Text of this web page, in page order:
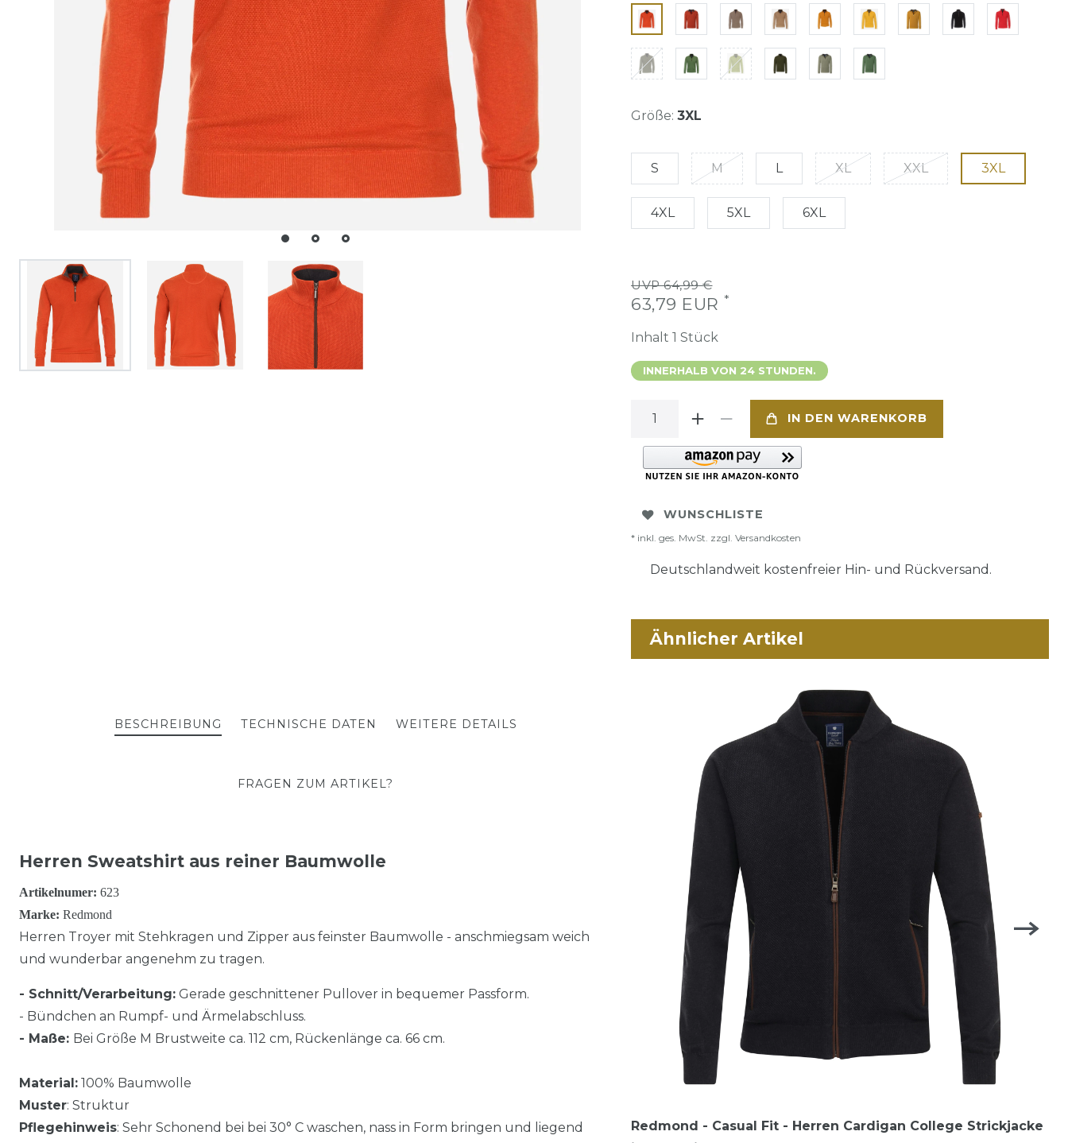
Größe: 3XL
S M L XL XXL 3XL
4XL 5XL 6XL
UVP 64,99 €
63,79 EUR *
Inhalt 1 Stück
INNERHALB VON 24 STUNDEN.
IN DEN WARENKORB
WUNSCHLISTE
* inkl. ges. MwSt. zzgl. Versandkosten
Deutschlandweit kostenfreier Hin- und Rückversand.
BESCHREIBUNG TECHNISCHE DATEN WEITERE DETAILS
FRAGEN ZUM ARTIKEL?
Herren Sweatshirt aus reiner Baumwolle
Artikelnumer: 623
Marke: Redmond
Herren Troyer mit Stehkragen und Zipper aus feinster Baumwolle - anschmiegsam weich
und wunderbar angenehm zu tragen.
- Schnitt/Verarbeitung: Gerade geschnittener Pullover in bequemer Passform.
- Bündchen an Rumpf- und Ärmelabschluss.
- Maße: Bei Größe M Brustweite ca. 112 cm, Rückenlänge ca. 66 cm.
Material: 100% Baumwolle
Muster: Struktur
Pflegehinweis: Sehr Schonend bei bei 30° C waschen, nass in Form bringen und liegend
Ähnlicher Artikel
Redmond - Casual Fit - Herren Cardigan College Strickjacke